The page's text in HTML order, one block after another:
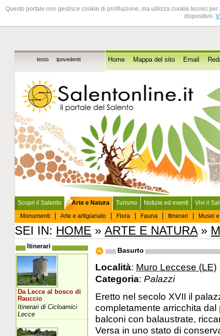
Questo portale non gestisce cookie di profilazione, ma utilizza cookie tecnici
dispositivo.
testo ipovedenti Home Mappa del sito Email
Scopri il Salento
Arte e Natura
Monumenti
Arte e artigianato Flora Fauna Itinerari Musei
Turismo Notizie ed eventi Vivi il
SEI IN: HOME »ARTE E NATURA»
Basurto
Località: Muro Leccese (LE)
Categoria: Palazzi
Eretto nel secolo XVII il
completamente arricchita
balconi con balaustrate,
Versa in uno stato di
Itinerari
Da Lecce al bosco di
Rauccio
Itinerari di Cicloamici
Lecce